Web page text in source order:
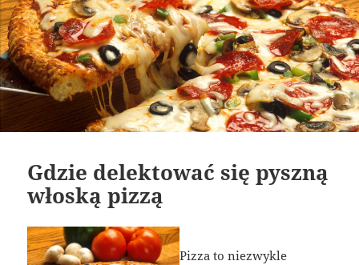
Gdzie delektować się pyszną
włoską pizzą
Pizza to niezwykle